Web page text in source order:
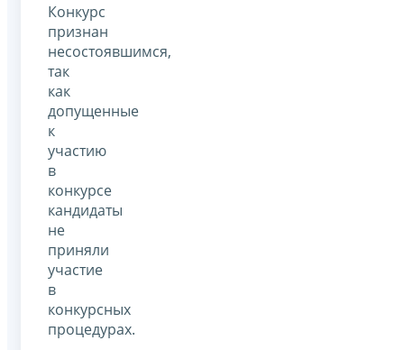
Конкурс
признан
несостоявшимся,
так
как
допущенные
к
участию
в
конкурсе
кандидаты
не
приняли
участие
в
конкурсных
процедурах.